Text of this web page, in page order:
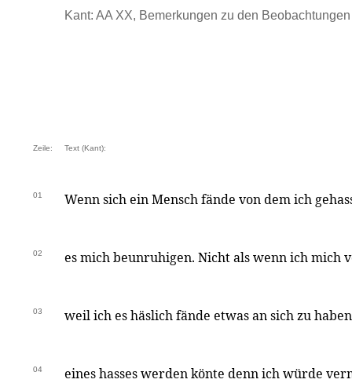
Kant: AA XX, Bemerkungen zu den
Zeile: Text (Kant):
01 Wenn sich ein Mensch fände von dem ich
02 es mich beunruhigen. Nicht als wenn ich mich
03 weil ich es häslich fände etwas an sich zu
04 eines hasses werden könte denn ich würde